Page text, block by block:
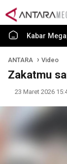
Kabar
ANTARA Video
Zakatmu
23 Maret 2026